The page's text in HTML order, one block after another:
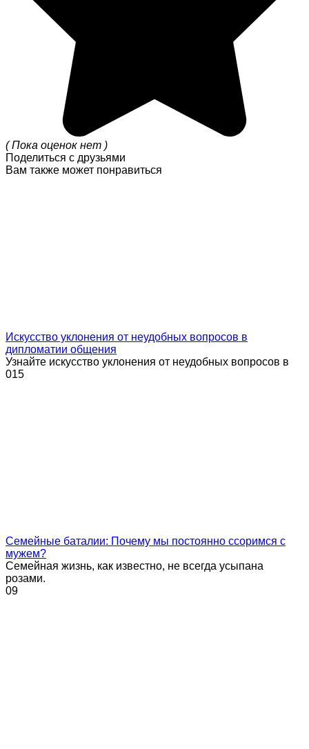
( Пока оценок нет )
Поделиться с друзьями
Вам также может понравиться
Искусство уклонения от неудобных вопросов в
дипломатии общения
Узнайте искусство уклонения от неудобных вопросов в
015
Семейные баталии: Почему мы постоянно ссоримся с
мужем?
Семейная жизнь, как известно, не всегда усыпана
розами.
09